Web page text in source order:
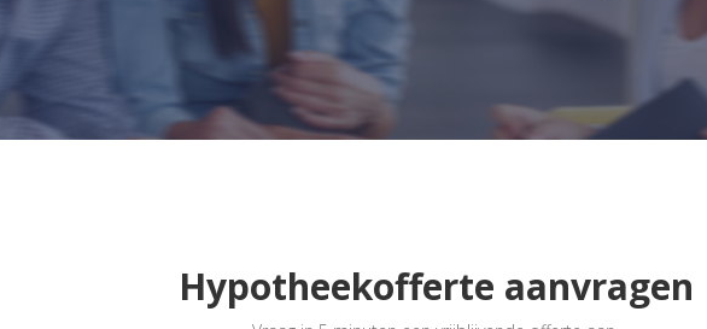
Hypotheekofferte aanvragen